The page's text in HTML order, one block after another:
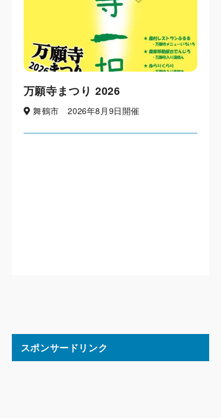
万願寺まつり 2026
舞鶴市 2026年8月9日開催
スポンサードリンク